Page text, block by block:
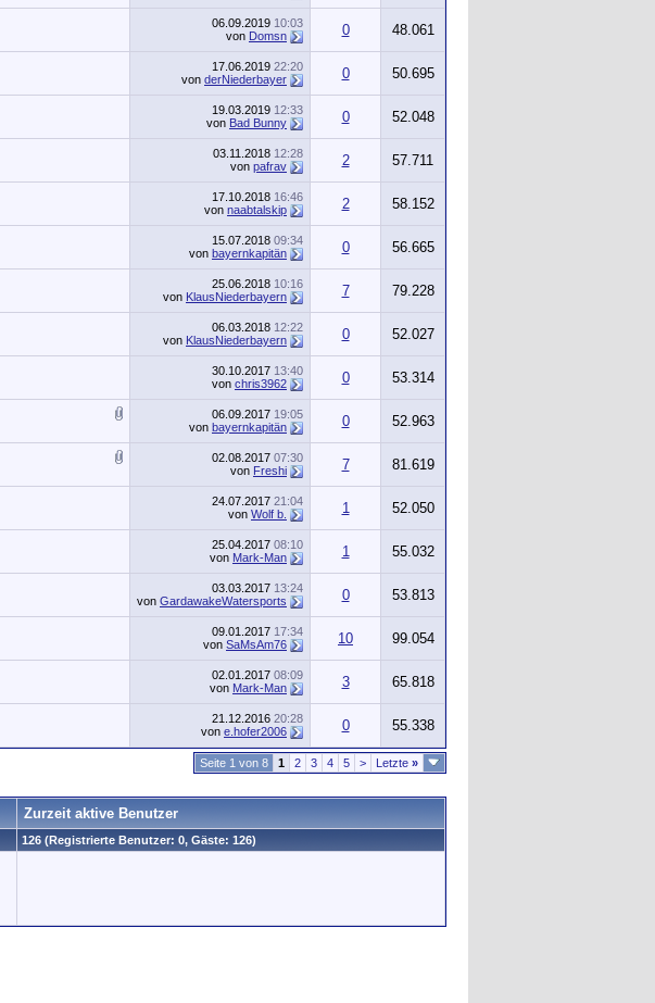
06.09.2019 10:03
von Domsn 0 48.061
17.06.2019 22:20
von derNiederbayer 0 50.695
19.03.2019 12:33
von Bad Bunny 0 52.048
03.11.2018 12:28
von pafrav 2 57.711
17.10.2018 16:46
von naabtalskip 2 58.152
15.07.2018 09:34
von bayernkapitän 0 56.665
25.06.2018 10:16
von KlausNiederbayern 7 79.228
06.03.2018 12:22
von KlausNiederbayern 0 52.027
30.10.2017 13:40
von chris3962 0 53.314
06.09.2017 19:05
von bayernkapitän 0 52.963
02.08.2017 07:30
von Freshi 7 81.619
24.07.2017 21:04
von Wolf b. 1 52.050
25.04.2017 08:10
von Mark-Man 1 55.032
03.03.2017 13:24
von GardawakeWatersports 0 53.813
09.01.2017 17:34
von SaMsAm76 10 99.054
02.01.2017 08:09
von Mark-Man 3 65.818
21.12.2016 20:28
von e.hofer2006 0 55.338
Seite 1 von 8 1 2 3 4 5 > Letzte »
Zurzeit aktive Benutzer
126 (Registrierte Benutzer: 0, Gäste: 126)